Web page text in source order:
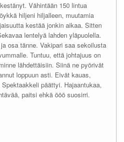
Vähintään 150 lintua
hiljeni hiljalleen, muutamia
kestää jonkin aikaa. Sitten
lentelyä lahden yläpuolella.
osa tänne. Vakipari saa sekoilusta
Tuntuu, että johtajuus on
lähdettäisiin. Siinä ne pyörivät
loppuun asti. Eivät kauas,
päättyi. Hajaantukaa,
paitsi ehkä ööö suosirri.